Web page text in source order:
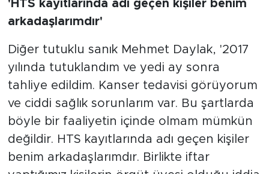
'HTS kayıtlarında adı geçen kişiler benim
arkadaşlarımdır'
Diğer tutuklu sanık Mehmet Daylak, '2017
yılında tutuklandım ve yedi ay sonra
tahliye edildim. Kanser tedavisi görüyorum
ve ciddi sağlık sorunlarım var. Bu şartlarda
böyle bir faaliyetin içinde olmam mümkün
değildir. HTS kayıtlarında adı geçen kişiler
benim arkadaşlarımdır. Birlikte iftar